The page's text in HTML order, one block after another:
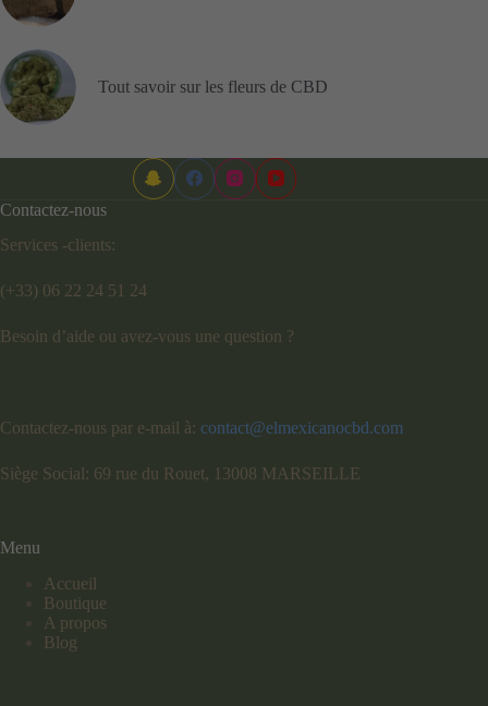
Tout savoir sur les fleurs de CBD
Contactez-nous
Services -clients:
(+33) 06 22 24 51 24
Besoin d’aide ou avez-vous une question ?
Contactez-nous par e-mail à: contact@elmexicanocbd.com
Siège Social: 69 rue du Rouet, 13008 MARSEILLE
Menu
Accueil
Boutique
A propos
Blog